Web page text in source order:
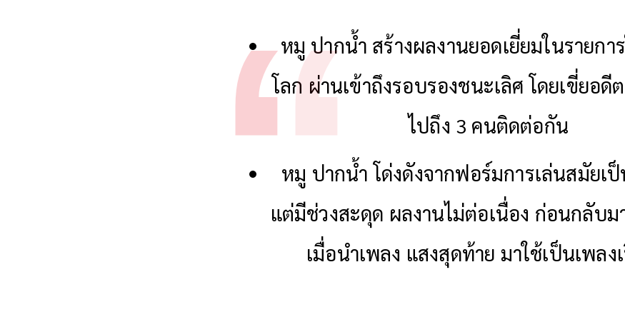
หมู ปากน้ำ สร้างผลงานยอดเยี่ยมในรายก
โลก ผ่านเข้าถึงรอบรองชนะเลิศ โดยเขี่ยอดี
ไปถึง 3 คนติดต่อกัน
หมู ปากน้ำ โด่งดังจากฟอร์มการเล่นสมัยเ
แต่มีช่วงสะดุด ผลงานไม่ต่อเนื่อง ก่อนกลับม
เมื่อนำเพลง แสงสุดท้าย มาใช้เป็นเพลง